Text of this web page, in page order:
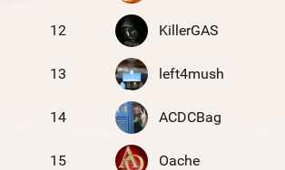
12 KillerGAS
13 left4mush
14 ACDCBag
15 Oache